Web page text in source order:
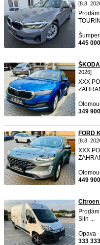
[8.8.
445
2026]
XXX
349
FORD
[8.8.
XXX
449
Siln ...
Opava
333